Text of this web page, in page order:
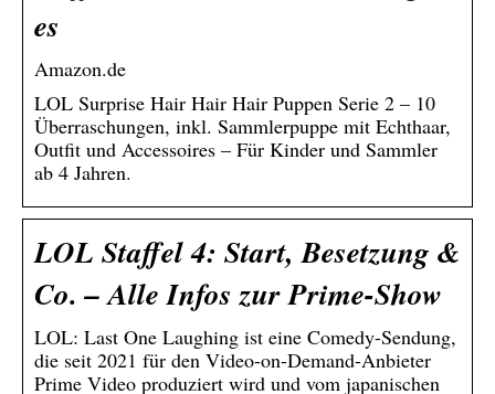
es
Amazon.de
LOL Surprise Hair Hair Hair Puppen Serie 2 – 10
Überraschungen, inkl. Sammlerpuppe mit Echthaar,
Outfit und Accessoires – Für Kinder und Sammler
ab 4 Jahren.
LOL Staffel 4: Start, Besetzung &
Co. – Alle Infos zur Prime-Show
LOL: Last One Laughing ist eine Comedy-Sendung,
die seit 2021 für den Video-on-Demand-Anbieter
Prime Video produziert wird und vom japanischen